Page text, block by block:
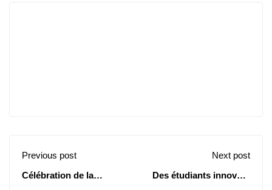
Previous post
Célébration de la
Next post
Des étudiants innovent